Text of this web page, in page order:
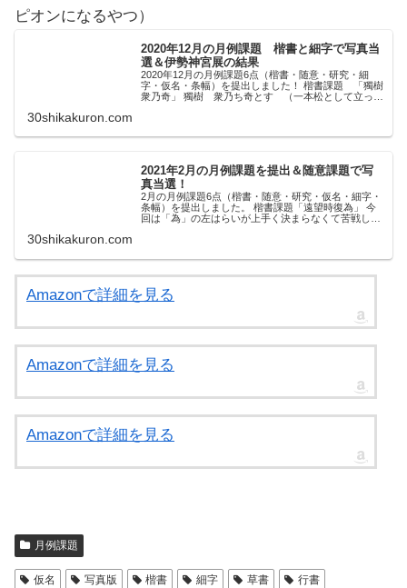
ピオンになるやつ）
2020年12月の月例課題 楷書と細字で写真当
選＆伊勢神宮展の結果
2020年12月の月例課題6点（楷書・随意・研究・細
字・仮名・条幅）を提出しました！ 楷書課題 「獨樹
衆乃奇」 獨樹 衆乃ち奇とす （一本松として立って
30shikakuron.com
2021年2月の月例課題を提出＆随意課題で写
真当選！
2月の月例課題6点（楷書・随意・研究・仮名・細字・
条幅）を提出しました。 楷書課題「遠望時復為」 今
回は「為」の左はらいが上手く決まらなくて苦戦しま
30shikakuron.com
Amazonで詳細を見る
Amazonで詳細を見る
Amazonで詳細を見る
月例課題
仮名 写真版 楷書 細字 草書 行書